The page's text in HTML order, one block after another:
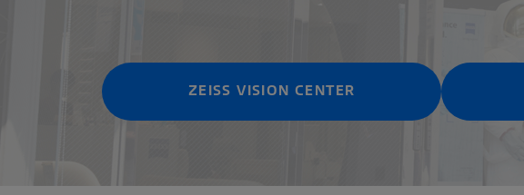
ZEISS VISION CENTER